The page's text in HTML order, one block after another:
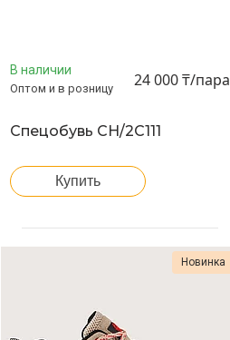
В наличии
Оптом и в розницу 24 000 ₸/пара
Спецобувь CH/2C111
Купить
Новинка